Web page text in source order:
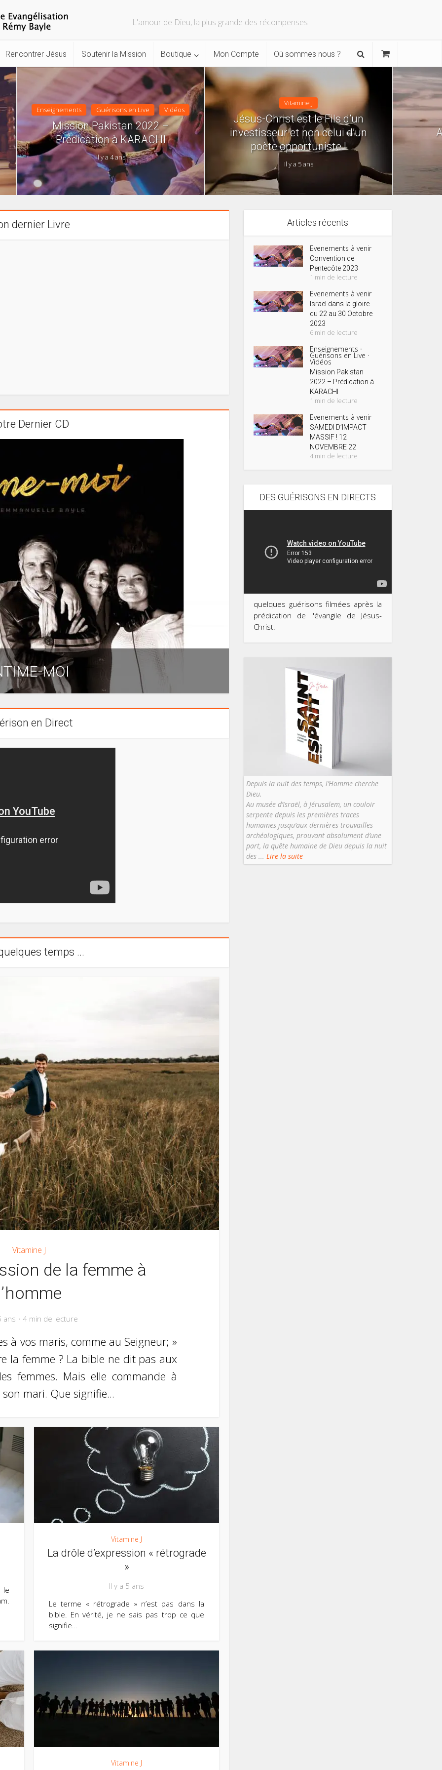
L'amour de Dieu, la plus grande des récompenses
Rencontrer Jésus Soutenir la Mission Boutique Mon Compte Où sommes nous ?
Enseignements Guérisons en Live Vidéos
Mission Pakistan 2022 –
Prédication à KARACHI
Il y a 4 ans
Vitamine J
Jésus-Christ est le Fils d’un
investisseur et non celui d’un
poète opportuniste !
Il y a 5 ans
dernier Livre
Dernier CD
MOI
en Direct
temps ...
Vitamine J
de la femme à
ans 4 min de lecture
à vos maris, comme au Seigneur; »
la femme ? La bible ne dit pas aux
femmes. Mais elle commande à
son mari. Que signifie...
le
Vitamine J
La drôle d’expression « rétrograde
»
Il y a 5 ans
Le terme « rétrograde » n’est pas dans la
bible. En vérité, je ne sais pas trop ce que
signifie...
Vitamine J
Articles récents
Evenements à venir
Convention de
Pentecôte 2023
1 min de lecture
Evenements à venir
Israel dans la gloire
du 22 au 30 Octobre
2023
6 min de lecture
Enseignements •
Guérisons en Live •
Vidéos
Mission Pakistan
2022 – Prédication à
KARACHI
1 min de lecture
Evenements à venir
SAMEDI D’IMPACT
MASSIF ! 12
NOVEMBRE 22
4 min de lecture
DES GUÉRISONS EN DIRECTS
quelques guérisons filmées après la
prédication de l'évangile de Jésus-
Christ.
Depuis la nuit des temps, l’Homme cherche
Dieu.
Au musée d’Israël, à Jérusalem, un couloir
serpente depuis les premières traces
humaines jusqu’aux dernières trouvailles
archéologiques, prouvant absolument d’une
part, la quête humaine de Dieu depuis la nuit
des ... Lire la suite